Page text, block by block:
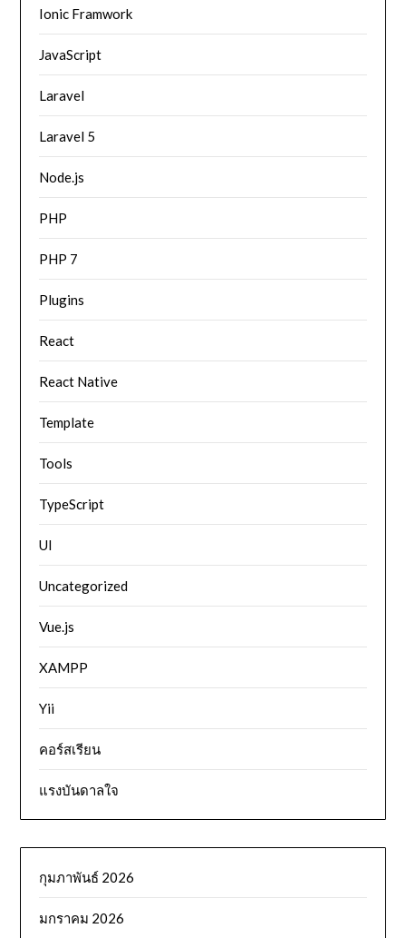
Ionic Framwork
JavaScript
Laravel
Laravel 5
Node.js
PHP
PHP 7
Plugins
React
React Native
Template
Tools
TypeScript
UI
Uncategorized
Vue.js
XAMPP
Yii
คอร์สเรียน
แรงบันดาลใจ
กุมภาพันธ์ 2026
มกราคม 2026